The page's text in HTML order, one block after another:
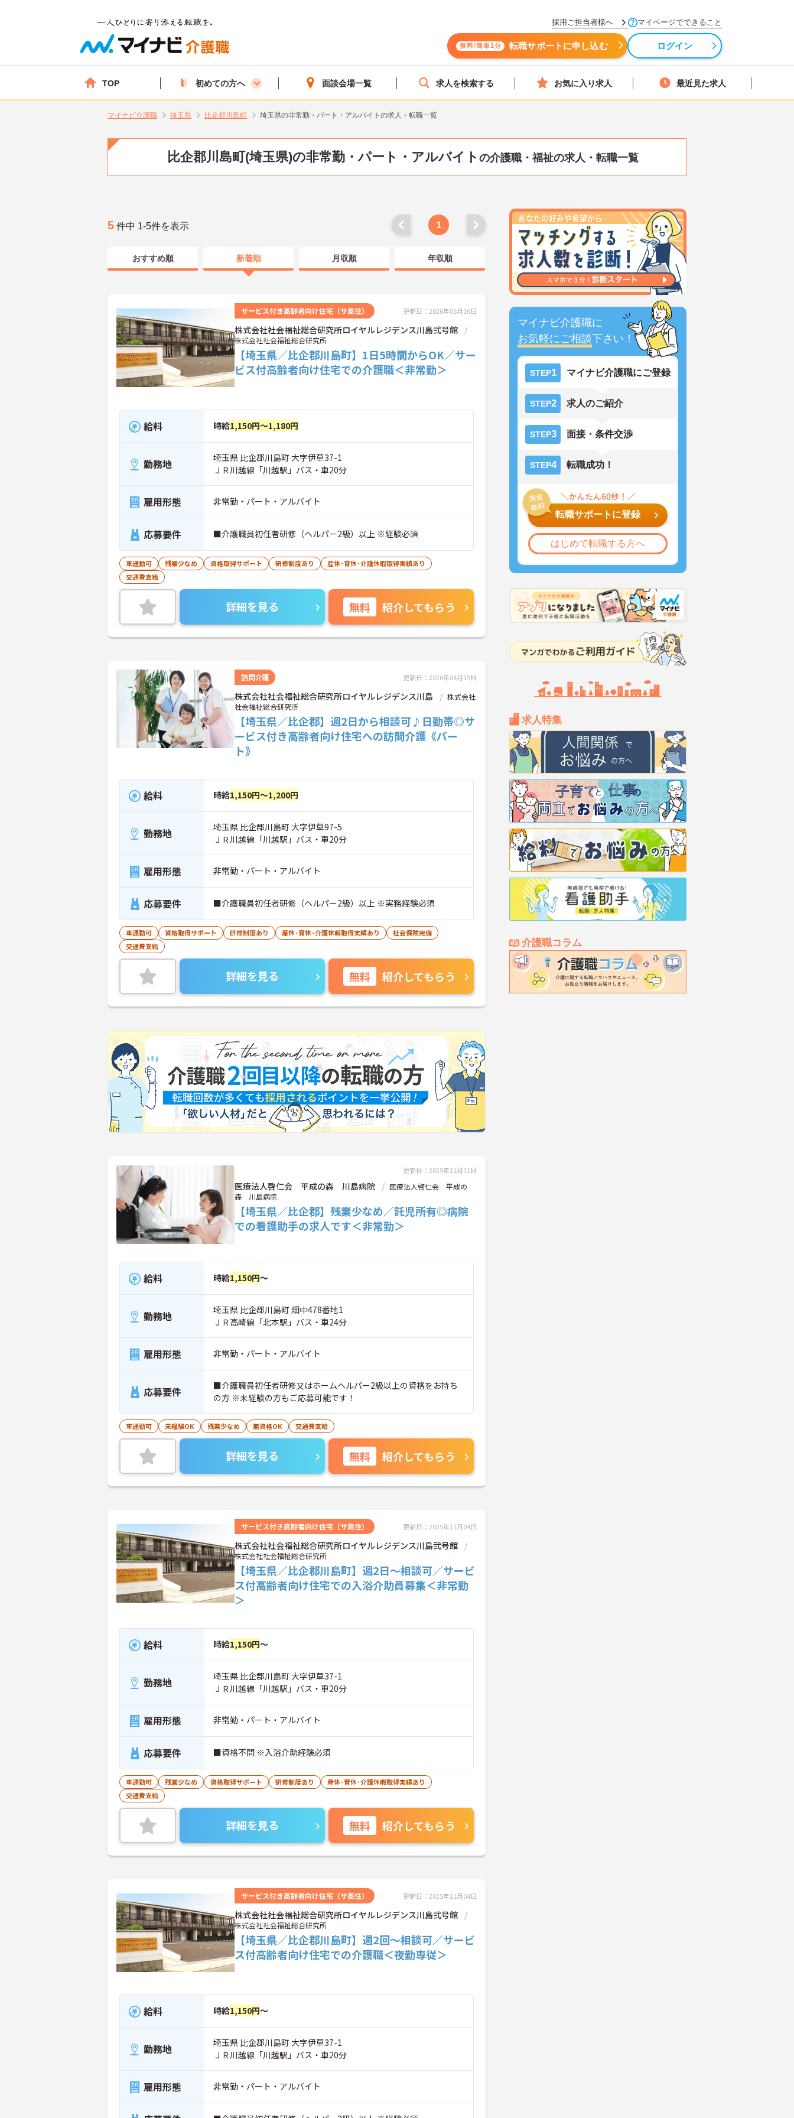
採用ご担当者様へ マイページでできること
無料!簡単1分 転職サポートに申し込む ログイン
TOP 初めての方へ 面談会場一覧 求人を検索する お気に入り求人 最近見た求人
マイナビ介護職 埼玉県 比企郡川島町 埼玉県の非常勤・パート・アルバイトの求人・転職一覧
比企郡川島町(埼玉県)の非常勤・パート・アルバイト の介護職・福祉の求人・転職一覧
マイナビ介護職に
お気軽にご相談下さい！
STEP1 マイナビ介護職にご登録
STEP2 求人のご紹介
STEP3 面接・条件交渉
STEP4 転職成功！
転職サポートに登録
はじめて転職する方へ
求人特集
介護職コラム
5 件中 1-5件を表示 1
おすすめ順 新着順 月収順 年収順
サービス付き高齢者向け住宅（サ高住） 更新日：2026年06月16日
株式会社社会福祉総合研究所ロイヤルレジデンス川島弐号館
株式会社社会福祉総合研究所
【埼玉県／比企郡川島町】1日5時間からOK／サー
ビス付高齢者向け住宅での介護職＜非常勤＞
給料 時給1,150円～1,180円
勤務地
埼玉県 比企郡川島町 大字伊草37-1
ＪＲ川越線「川越駅」バス・車20分
雇用形態 非常勤・パート・アルバイト
応募要件 ■介護職員初任者研修（ヘルパー2級）以上 ※経験必須
車通勤可 残業少なめ 資格取得サポート 研修制度あり
産休･育休･介護休暇取得実績あり
交通費支給
詳細を見る 無料 紹介してもらう
訪問介護 更新日：2026年04月15日
株式会社社会福祉総合研究所ロイヤルレジデンス川島
株式会社
社会福祉総合研究所
【埼玉県／比企郡】週2日から相談可♪日勤帯◎サ
ービス付き高齢者向け住宅への訪問介護《パー
ト》
給料 時給1,150円～1,200円
勤務地
埼玉県 比企郡川島町 大字伊草97-5
ＪＲ川越線「川越駅」バス・車20分
雇用形態 非常勤・パート・アルバイト
応募要件 ■介護職員初任者研修（ヘルパー2級）以上 ※実務経験必須
車通勤可 資格取得サポート 研修制度あり 産休･育休･介護休暇取得実績あり
社会保険完備
交通費支給
詳細を見る 無料 紹介してもらう
更新日：2025年11月11日
医療法人啓仁会 平成の森 川島病院
医療法人啓仁会 平成の
森 川島病院
【埼玉県／比企郡】残業少なめ／託児所有◎病院
での看護助手の求人です＜非常勤＞
給料 時給1,150円～
勤務地
埼玉県 比企郡川島町 畑中478番地1
ＪＲ高崎線「北本駅」バス・車24分
雇用形態 非常勤・パート・アルバイト
応募要件
■介護職員初任者研修又はホームヘルパー2級以上の資格をお持ち
の方 ※未経験の方もご応募可能です！
車通勤可 未経験OK 残業少なめ 無資格OK 交通費支給
詳細を見る 無料 紹介してもらう
サービス付き高齢者向け住宅（サ高住） 更新日：2025年11月04日
株式会社社会福祉総合研究所ロイヤルレジデンス川島弐号館
株式会社社会福祉総合研究所
【埼玉県／比企郡川島町】週2日～相談可／サービ
ス付高齢者向け住宅での入浴介助員募集＜非常勤
＞
給料 時給1,150円～
勤務地
埼玉県 比企郡川島町 大字伊草37-1
ＪＲ川越線「川越駅」バス・車20分
雇用形態 非常勤・パート・アルバイト
応募要件 ■資格不問 ※入浴介助経験必須
車通勤可 残業少なめ 資格取得サポート 研修制度あり
産休･育休･介護休暇取得実績あり
交通費支給
詳細を見る 無料 紹介してもらう
サービス付き高齢者向け住宅（サ高住） 更新日：2025年11月04日
株式会社社会福祉総合研究所ロイヤルレジデンス川島弐号館
株式会社社会福祉総合研究所
【埼玉県／比企郡川島町】週2回～相談可／サービ
ス付高齢者向け住宅での介護職＜夜勤専従＞
給料 時給1,150円～
勤務地
埼玉県 比企郡川島町 大字伊草37-1
ＪＲ川越線「川越駅」バス・車20分
雇用形態 非常勤・パート・アルバイト